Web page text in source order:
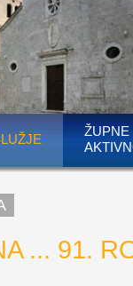
ŽUPNE
... 91.